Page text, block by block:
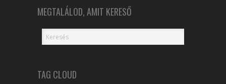
MEGTALÁLOD, AMIT KERESŐ
TAG CLOUD